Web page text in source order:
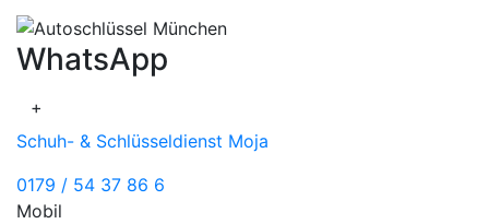
WhatsApp
+
Schuh- & Schlüsseldienst Moja
0179 / 54 37 86 6
Mobil